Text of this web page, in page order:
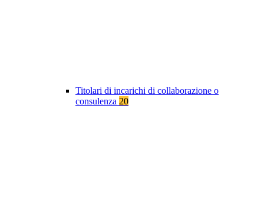
Titolari di incarichi di collaborazione o
consulenza 20